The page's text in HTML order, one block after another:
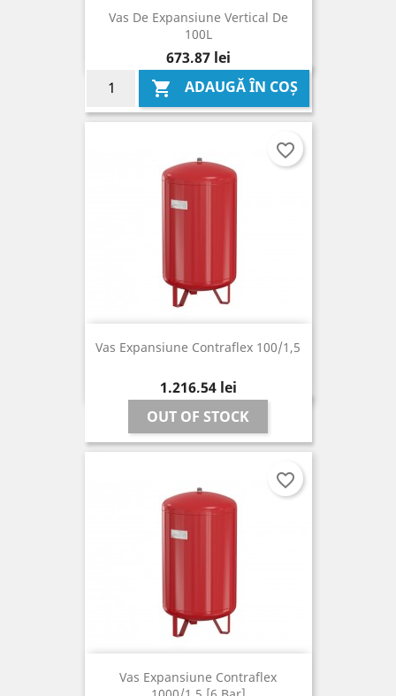
Vas De Expansiune Vertical De
100L
Pret
673,87 lei
 ADAUGĂ ÎN COȘ
Vas Expansiune Contraflex 100/1,5
Pret
1.216,54 lei
OUT OF STOCK
favorite_border
Vas Expansiune Contraflex
favorite_border